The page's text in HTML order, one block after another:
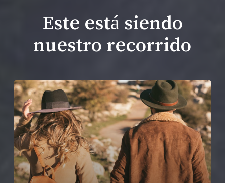
Este está siendo
nuestro recorrido